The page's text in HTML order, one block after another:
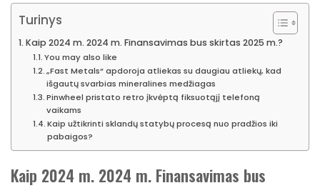
Turinys
Kaip 2024 m. 2024 m. Finansavimas bus skirtas 2025 m.?
You may also like
„Fast Metals“ apdoroja atliekas su daugiau atliekų, kad
išgautų svarbias mineralines medžiagas
Pinwheel pristato retro įkvėptą fiksuotąjį telefoną
vaikams
Kaip užtikrinti sklandų statybų procesą nuo pradžios iki
pabaigos?
Kaip 2024 m. 2024 m. Finansavimas bus